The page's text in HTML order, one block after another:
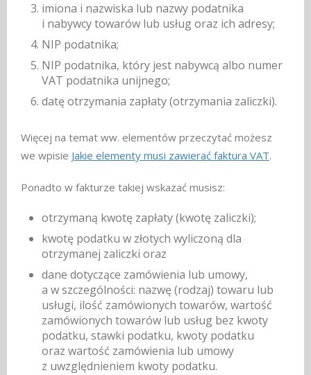
imiona i nazwiska lub nazwy podatnika
i nabywcy towarów lub usług oraz ich adresy;
NIP podatnika;
NIP podatnika, który jest nabywcą albo numer
VAT podatnika unijnego;
datę otrzymania zapłaty (otrzymania zaliczki).
Więcej na temat ww. elementów przeczytać możesz
we wpisie Jakie elementy musi zawierać faktura VAT.
Ponadto w fakturze takiej wskazać musisz:
otrzymaną kwotę zapłaty (kwotę zaliczki);
kwotę podatku w złotych wyliczoną dla
otrzymanej zaliczki oraz
dane dotyczące zamówienia lub umowy,
a w szczególności: nazwę (rodzaj) towaru lub
usługi, ilość zamówionych towarów, wartość
zamówionych towarów lub usług bez kwoty
podatku, stawki podatku, kwoty podatku
oraz wartość zamówienia lub umowy
z uwzględnieniem kwoty podatku.